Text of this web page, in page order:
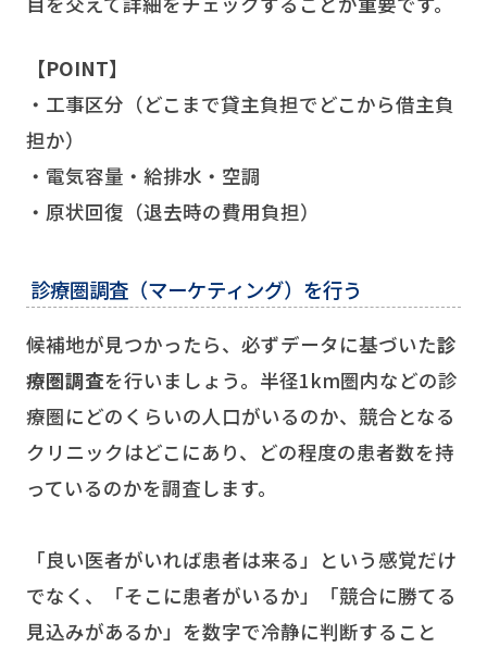
【POINT】
・工事区分（どこまで貸主負担でどこから借主負
担か）
・電気容量・給排水・空調
・原状回復（退去時の費用負担）
診療圏調査（マーケティング）を行う
候補地が見つかったら、必ずデータに基づいた診
療圏調査を行いましょう。半径1km圏内などの診
療圏にどのくらいの人口がいるのか、競合となる
クリニックはどこにあり、どの程度の患者数を持
っているのかを調査します。
「良い医者がいれば患者は来る」という感覚だけ
でなく、「そこに患者がいるか」「競合に勝てる
見込みがあるか」を数字で冷静に判断すること